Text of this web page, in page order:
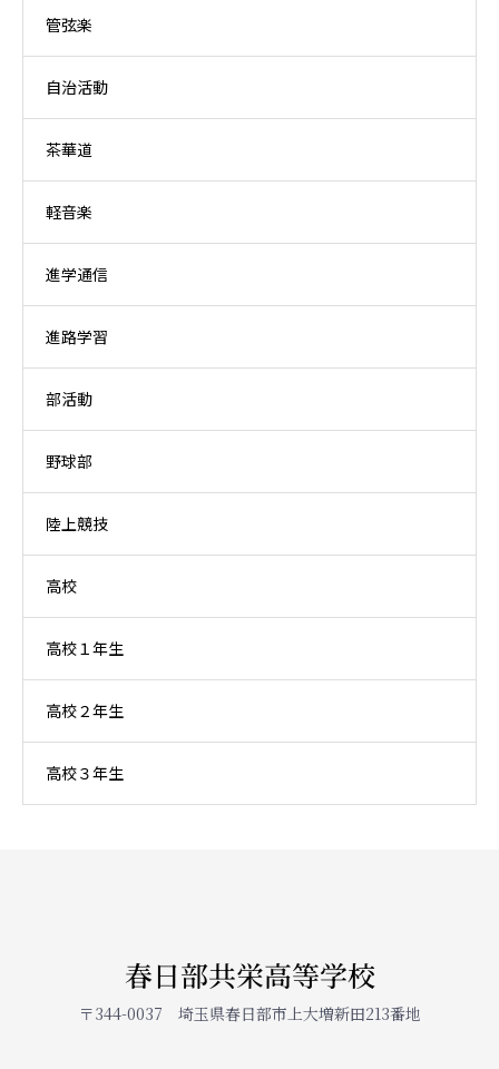
管弦楽
自治活動
茶華道
軽音楽
進学通信
進路学習
部活動
野球部
陸上競技
高校
高校１年生
高校２年生
高校３年生
春日部共栄高等学校
〒344-0037 埼玉県春日部市上大増新田213番地